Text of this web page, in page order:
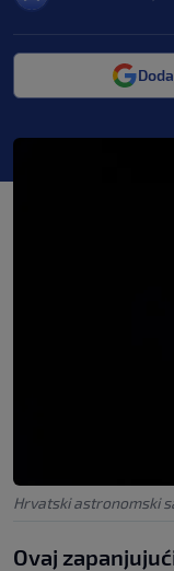
Hrvatski astronomski
Ovaj